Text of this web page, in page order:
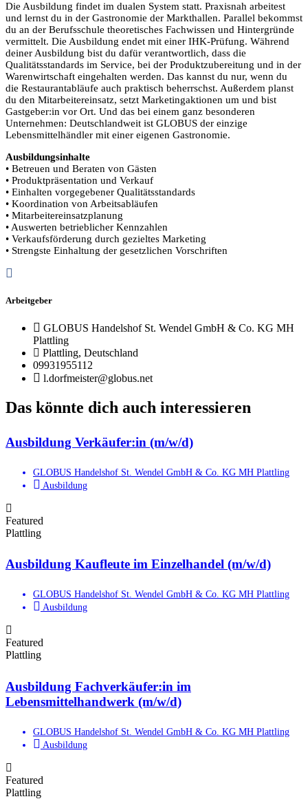
Die Ausbildung findet im dualen System statt. Praxisnah arbeitest
und lernst du in der Gastronomie der Markthallen. Parallel bekommst
du an der Berufsschule theoretisches Fachwissen und Hintergründe
vermittelt. Die Ausbildung endet mit einer IHK-Prüfung. Während
deiner Ausbildung bist du dafür verantwortlich, dass die
Qualitätsstandards im Service, bei der Produktzubereitung und in der
Warenwirtschaft eingehalten werden. Das kannst du nur, wenn du
die Restaurantabläufe auch praktisch beherrschst. Außerdem planst
du den Mitarbeitereinsatz, setzt Marketingaktionen um und bist
Gastgeber:in vor Ort. Und das bei einem ganz besonderen
Unternehmen: Deutschlandweit ist GLOBUS der einzige
Lebensmittelhändler mit einer eigenen Gastronomie.
Ausbildungsinhalte
• Betreuen und Beraten von Gästen
• Produktpräsentation und Verkauf
• Einhalten vorgegebener Qualitätsstandards
• Koordination von Arbeitsabläufen
• Mitarbeitereinsatzplanung
• Auswerten betrieblicher Kennzahlen
• Verkaufsförderung durch gezieltes Marketing
• Strengste Einhaltung der gesetzlichen Vorschriften
Arbeitgeber
GLOBUS Handelshof St. Wendel GmbH & Co. KG MH
Plattling
Plattling, Deutschland
09931955112
l.dorfmeister@globus.net
Das könnte dich auch interessieren
Ausbildung Verkäufer:in (m/w/d)
GLOBUS Handelshof St. Wendel GmbH & Co. KG MH Plattling
Ausbildung
Featured
Plattling
Ausbildung Kaufleute im Einzelhandel (m/w/d)
GLOBUS Handelshof St. Wendel GmbH & Co. KG MH Plattling
Ausbildung
Featured
Plattling
Ausbildung Fachverkäufer:in im
Lebensmittelhandwerk (m/w/d)
GLOBUS Handelshof St. Wendel GmbH & Co. KG MH Plattling
Ausbildung
Featured
Plattling